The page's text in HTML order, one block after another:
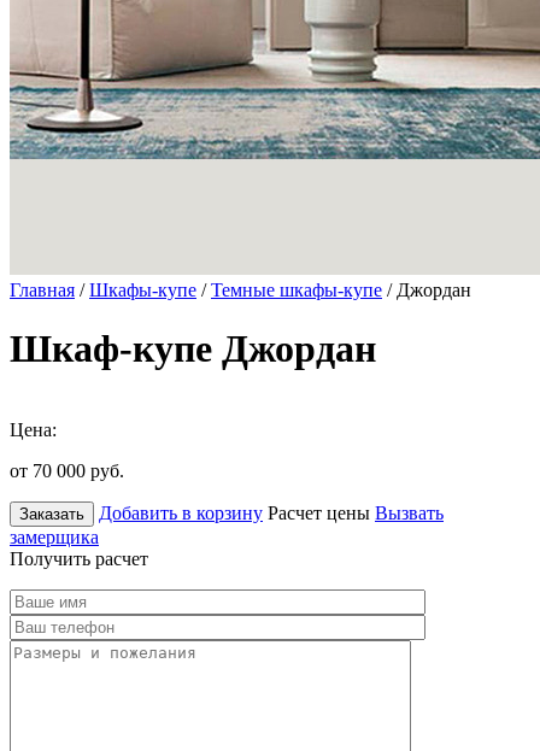
Главная /Шкафы-купе /Темные шкафы-купе / Джордан
Шкаф-купе Джордан
Цена:
от 70 000 руб.
Заказать Добавить в корзину Расчет цены Вызвать
замерщика
Получить расчет